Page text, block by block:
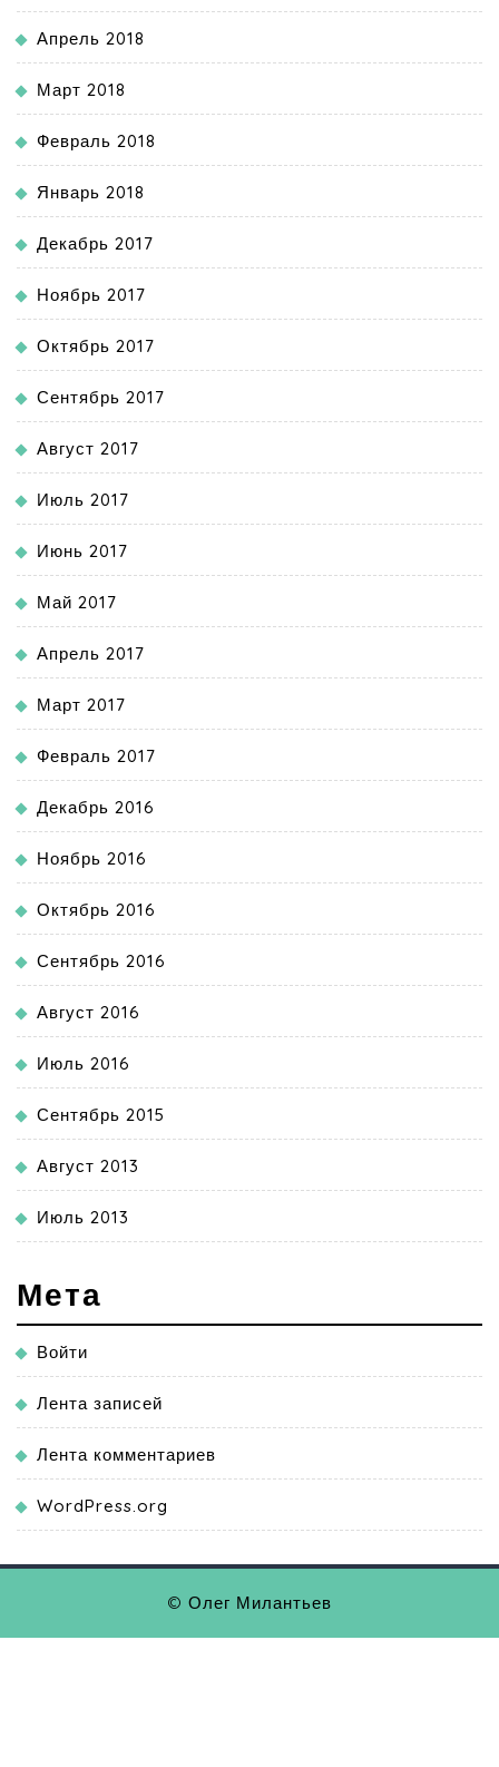
Апрель 2018
Март 2018
Февраль 2018
Январь 2018
Декабрь 2017
Ноябрь 2017
Октябрь 2017
Сентябрь 2017
Август 2017
Июль 2017
Июнь 2017
Май 2017
Апрель 2017
Март 2017
Февраль 2017
Декабрь 2016
Ноябрь 2016
Октябрь 2016
Сентябрь 2016
Август 2016
Июль 2016
Сентябрь 2015
Август 2013
Июль 2013
Мета
Войти
Лента записей
Лента комментариев
WordPress.org
© Олег Милантьев